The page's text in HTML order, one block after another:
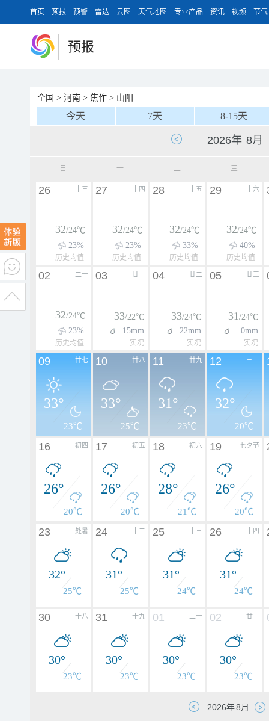
首页 预报 预警 雷达 云图 天气地图 专业产品 资讯 视频 节气
预报
全国 > 河南 > 焦作 > 山阳
今天 7天 8-15天
日 一 二 三
十三
26
32/24℃
23%
历史均值
十四
27
32/24℃
23%
历史均值
十五
28
32/24℃
33%
历史均值
十六
29
32/24℃
40%
历史均值
二十
02
32/24℃
23%
历史均值
廿一
03
33/22℃
15mm
实况
廿二
04
33/24℃
22mm
实况
廿三
05
31/24℃
0mm
实况
廿七
09
33°
23℃
廿八
10
33°
25℃
廿九
11
31°
23℃
三十
12
32°
20℃
初四
16
26°
20℃
初五
17
26°
20℃
初六
18
28°
21℃
七夕节
19
26°
20℃
处暑
23
32°
25℃
十二
24
31°
25℃
十三
25
31°
24℃
十四
26
31°
24℃
十八
30
30°
23℃
十九
31
30°
23℃
二十
01
30°
23℃
廿一
02
30°
23℃